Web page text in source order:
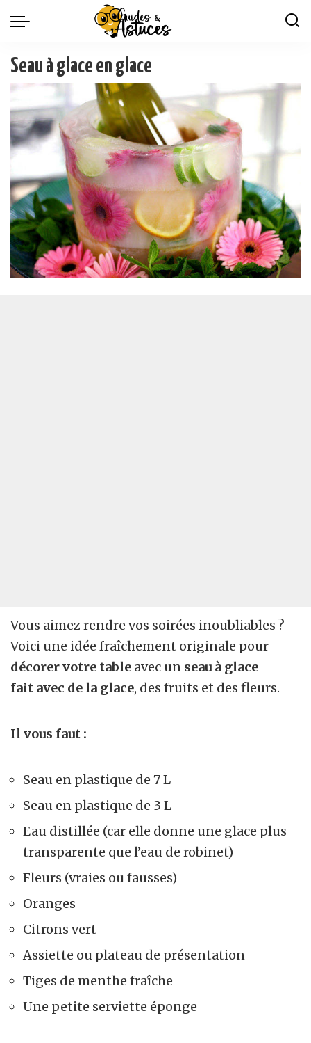
Seau à glace en glace
Vous aimez rendre vos soirées inoubliables ?
Voici une idée fraîchement originale pour
décorer votre table avec un seau à glace
fait avec de la glace, des fruits et des fleurs.
Il vous faut :
Seau en plastique de 7 L
Seau en plastique de 3 L
Eau distillée (car elle donne une glace plus
transparente que l’eau de robinet)
Fleurs (vraies ou fausses)
Oranges
Citrons vert
Assiette ou plateau de présentation
Tiges de menthe fraîche
Une petite serviette éponge